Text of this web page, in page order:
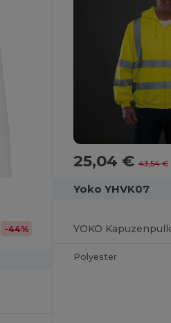
-44%
25,04 €43,54 €
Yoko YHVK07
Polyester